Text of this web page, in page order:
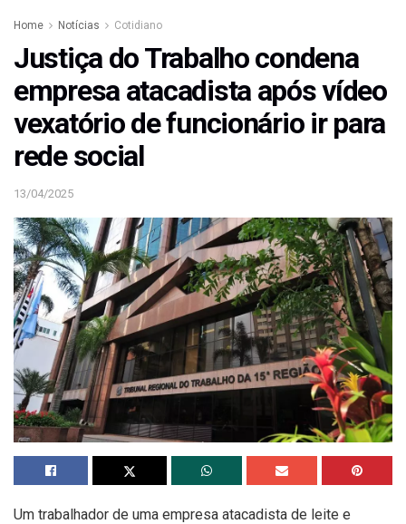
Home Notícias Cotidiano
Justiça do Trabalho condena
empresa atacadista após vídeo
vexatório de funcionário ir para
rede social
13/04/2025
Um trabalhador de uma empresa atacadista de leite e